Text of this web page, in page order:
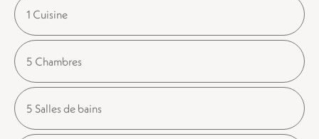
1 Cuisine
5 Chambres
5 Salles de bains